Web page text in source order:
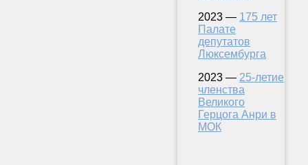
2023 — 175 лет
Палате
депутатов
Люксембурга
2023 — 25-летие
членства
Великого
Герцога Анри в
МОК